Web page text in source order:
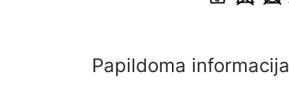
Papildoma informacija